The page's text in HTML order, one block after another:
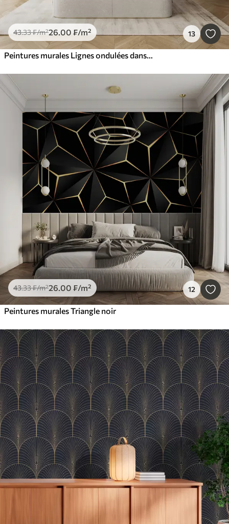
43.33₣/m²26.00 ₣/m² 13
Peintures murales Lignes ondulées dans les couleurs sable et beige
43.33₣/m²26.00 ₣/m² 12
Peintures murales Triangle noir